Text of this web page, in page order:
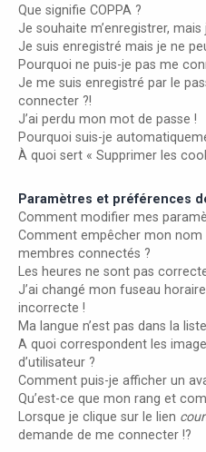
Que signifie COPPA ?
Je souhaite m’enregistrer, mais
Je suis enregistré mais je ne
Pourquoi ne puis-je pas me
Je me suis enregistré par le
connecter ?!
J’ai perdu mon mot de passe !
Pourquoi suis-je
À quoi sert « Supprimer les
Paramètres et préférences
Comment modifier mes
Comment empêcher mon nom
membres connectés ?
Les heures ne sont pas
J’ai changé mon fuseau
incorrecte !
Ma langue n’est pas dans la
A quoi correspondent les
d’utilisateur ?
Comment puis-je afficher un
Qu’est-ce que mon rang et
Lorsque je clique sur le lien
demande de me connecter !?